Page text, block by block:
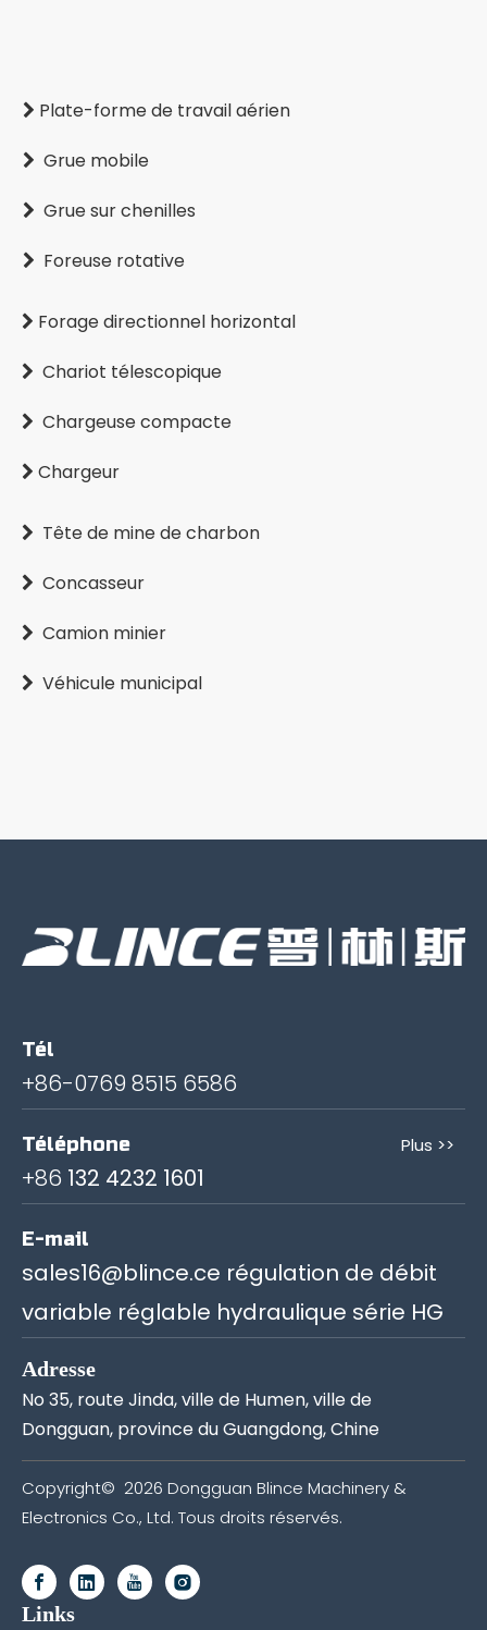
 Plate-forme de travail aérien
 Grue mobile
 Grue sur chenilles
 Foreuse rotative
 Forage directionnel horizontal
 Chariot télescopique
 Chargeuse compacte
 Chargeur
 Tête de mine de charbon
 Concasseur
 Camion minier
 Véhicule municipal
Tél
+86-0769 8515 6586
Téléphone Plus >>
+86 132 4232 1601
E-mail
sales16@blince.ce régulation de débit
variable réglable hydraulique série HG
Adresse
No 35, route Jinda, ville de Humen, ville de
Dongguan, province du Guangdong, Chine
Copyright© 2026 Dongguan Blince Machinery &
Electronics Co., Ltd. Tous droits réservés.
Links